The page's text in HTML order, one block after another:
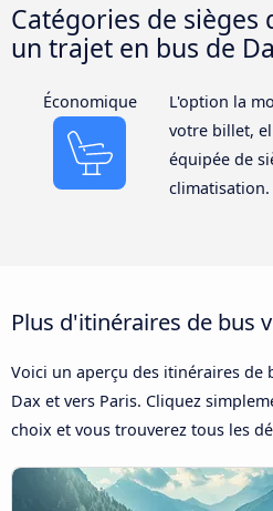
Catégories de
un trajet en bus de
Économique
L'option la
votre billet,
équipée de
climatisation.
Plus d'itinéraires de bus
Voici un aperçu des itinéraires de
Dax et vers Paris. Cliquez
choix et vous trouverez tous les